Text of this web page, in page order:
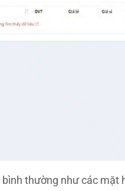
thường như các mặt